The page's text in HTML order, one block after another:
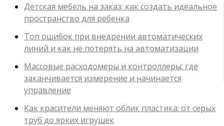
Детская мебель на заказ: как создать идеальное
пространство для ребенка
Топ ошибок при внедрении автоматических
линий и как не потерять на автоматизации
Массовые расходомеры и контроллеры: где
заканчивается измерение и начинается
управление
Как красители меняют облик пластика: от серых
труб до ярких игрушек